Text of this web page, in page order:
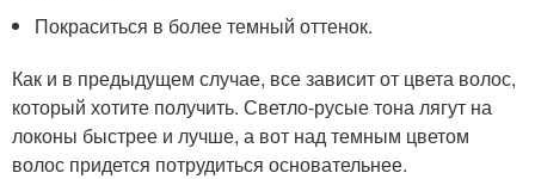
Покраситься в более темный оттенок.
Как и в предыдущем случае, все зависит от цвета волос,
который хотите получить. Светло-русые тона лягут на
локоны быстрее и лучше, а вот над темным цветом
волос придется потрудиться основательнее.